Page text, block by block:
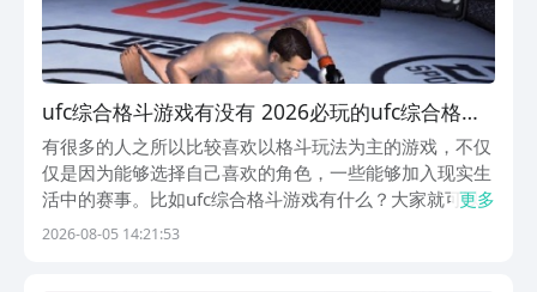
ufc综合格斗游戏有没有 2026必玩的ufc综合格斗
游戏排行
有很多的人之所以比较喜欢以格斗玩法为主的游戏，不仅
仅是因为能够选择自己喜欢的角色，一些能够加入现实生
活中的赛事。比如ufc综合格斗游戏有什么？大家就可以
看一看满足需求，以及融入了格斗元素的游戏，快来九游
更多
2026-08-05 14:21:53